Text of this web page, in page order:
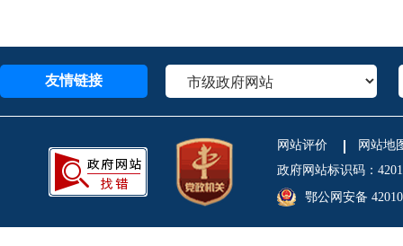
友情链接
网站评价
网站地
政府网站标识码：
鄂公网安备